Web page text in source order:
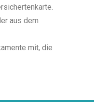
aus dem
mit, die